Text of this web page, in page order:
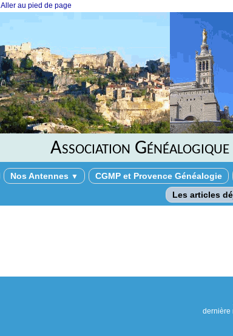
Aller au pied de page
Association
Nos Antennes ▼ CGMP et Provence Généalogie
Les articles
dernière